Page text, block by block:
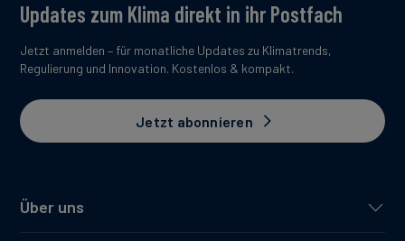
Über uns
Updates zum Klima direkt in ihr Postfach
Jetzt anmelden – für monatliche Updates zu Klimatrends,
Regulierung und Innovation. Kostenlos & kompakt.
Jetzt abonnieren